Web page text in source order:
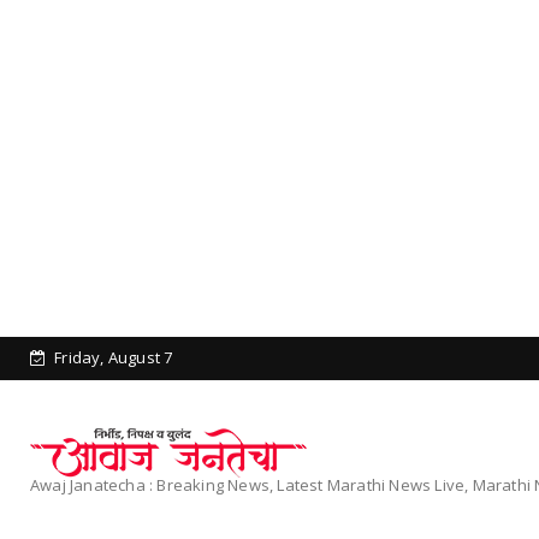
Friday, August 7
Awaj Janatecha : Breaking News, Latest Marathi News Live, Marathi